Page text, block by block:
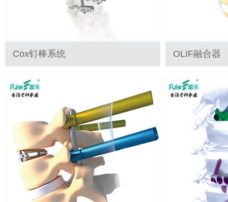
Cox钉棒系统 OLIF融合器